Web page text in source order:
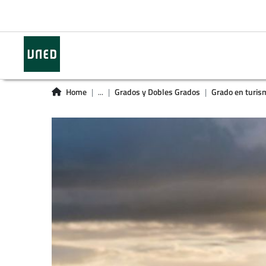
Home ... Grados y Dobles Grados Grado en